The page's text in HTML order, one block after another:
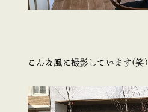
こんな風に撮影しています(笑)